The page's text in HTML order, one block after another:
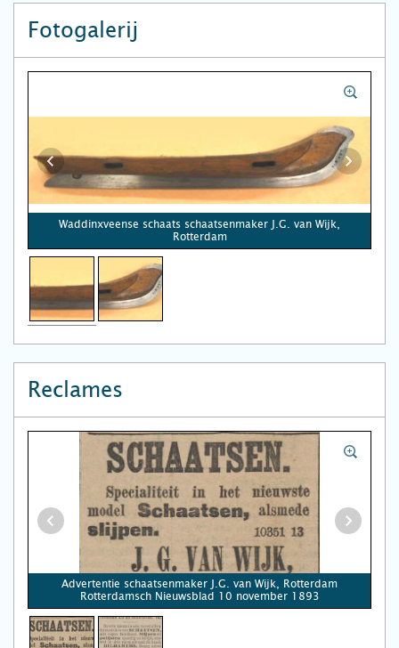
Fotogalerij
Waddinxveense schaats schaatsenmaker J.G. van Wijk,
Rotterdam
Reclames
Advertentie schaatsenmaker J.G. van Wijk, Rotterdam
Rotterdamsch Nieuwsblad 10 november 1893